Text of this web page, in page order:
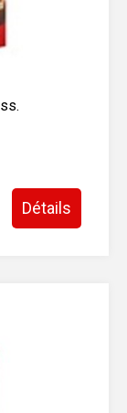
Détails